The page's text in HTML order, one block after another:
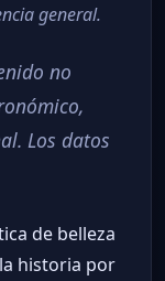
general.
no
Los datos
de belleza
historia por